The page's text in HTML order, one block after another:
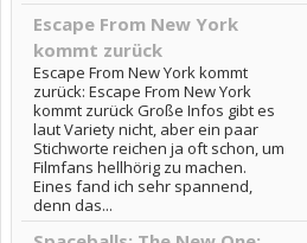
Escape From New York
kommt zurück
Escape From New York kommt
zurück: Escape From New York
kommt zurück Große Infos gibt es
laut Variety nicht, aber ein paar
Stichworte reichen ja oft schon, um
Filmfans hellhörig zu machen.
Eines fand ich sehr spannend,
denn das...